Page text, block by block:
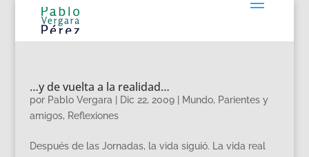
…y de vuelta a la realidad…
por Pablo Vergara Dic 22, 2009| Mundo, Parientes y
amigos, Reflexiones
Después de las Jornadas, la vida siguió. La vida real